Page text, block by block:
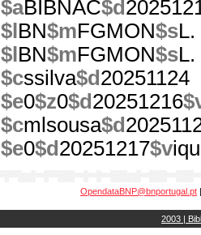
$aBIBNAC$d
$l BN$mFGMON$sL.
$l BN$mFGMON$sL.
$cssilva$d 20251124
$e0$z0$d 20251216
$cmlsousa$d
$e0$d 20251217$v
OpendataBNP@bnportugal.pt
2003 |